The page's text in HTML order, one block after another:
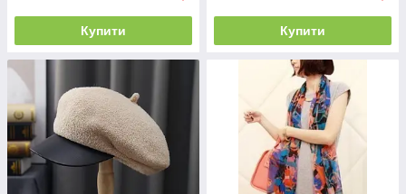
Купити Купити